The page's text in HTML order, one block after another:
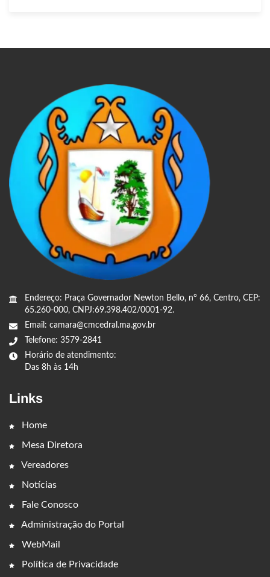
Endereço: Praça Governador Newton Bello, n° 66, Centro, CEP:
65.260-000, CNPJ:69.398.402/0001-92.
Email: camara@cmcedral.ma.gov.br
Telefone: 3579-2841
Horário de atendimento:
Das 8h às 14h
Links
Home
Mesa Diretora
Vereadores
Notícias
Fale Conosco
Administração do Portal
WebMail
Política de Privacidade